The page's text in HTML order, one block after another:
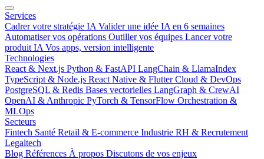
Services
Cadrer votre stratégie IA Valider une idée IA en 6 semaines
Automatiser vos opérations Outiller vos équipes Lancer votre
produit IA Vos apps, version intelligente
Technologies
React & Next.js Python & FastAPI LangChain & LlamaIndex
TypeScript & Node.js React Native & FlutterCloud & DevOps
PostgreSQL & Redis Bases vectorielles LangGraph & CrewAI
OpenAI & Anthropic PyTorch & TensorFlow Orchestration &
MLOps
Secteurs
Fintech Santé Retail & E-commerce Industrie RH & Recrutement
Legaltech
Blog Références À propos Discutons de vos enjeux